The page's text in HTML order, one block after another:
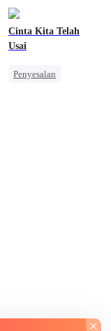
Pengkhianatan
Cinta Kita Telah
Usai
Penyesalan